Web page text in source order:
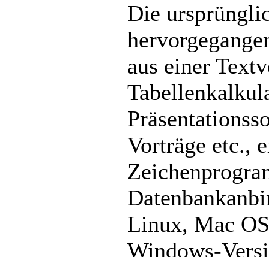
Die
aus einer
Vorträge etc.,
Linux, Mac
Windows-